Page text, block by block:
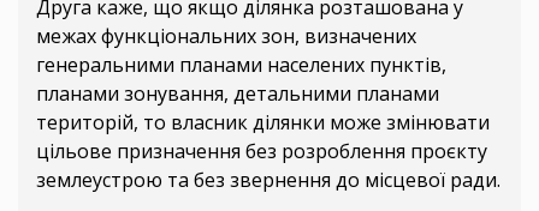
Друга каже, що якщо ділянка розташована у
межах функціональних зон, визначених
генеральними планами населених пунктів,
планами зонування, детальними планами
територій, то власник ділянки може змінювати
цільове призначення без розроблення проєкту
землеустрою та без звернення до місцевої ради.